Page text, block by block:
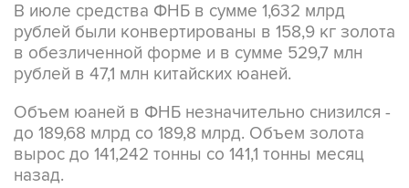
В июле средства ФНБ в сумме 1,632 млрд
рублей были конвертированы в 158,9 кг золота
в обезличенной форме и в сумме 529,7 млн
рублей в 47,1 млн китайских юаней.
Объем юаней в ФНБ незначительно снизился -
до 189,68 млрд со 189,8 млрд. Объем золота
вырос до 141,242 тонны со 141,1 тонны месяц
назад.